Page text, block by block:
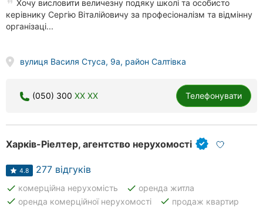
Хочу висловити величезну подяку школі та особисто
керівнику Сергію Віталійовичу за професіоналізм та відмінну
організаці...
вулиця Василя Стуса, 9а, район Салтівка
(050) 300 XX XX Телефонувати
Харків-Ріелтер, агентство нерухомості
4.8 277 відгуків
done комерційна нерухомість done оренда житла
done оренда комерційної нерухомості done продаж квартир